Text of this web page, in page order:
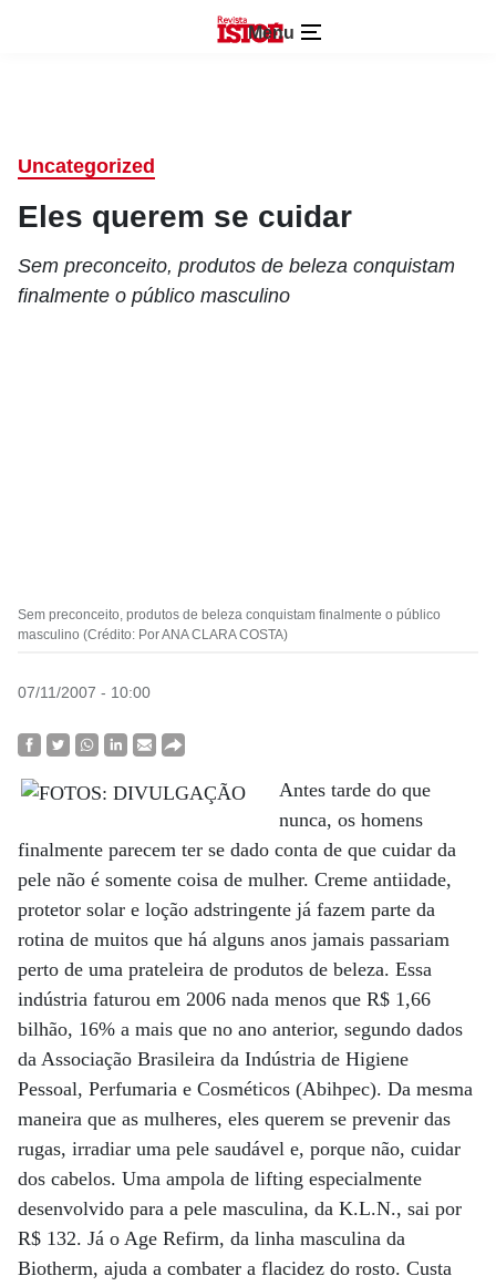
Menu
Uncategorized
Eles querem se cuidar
Sem preconceito, produtos de beleza conquistam
finalmente o público masculino
Sem preconceito, produtos de beleza conquistam finalmente o público
masculino (Crédito: Por ANA CLARA COSTA)
07/11/2007 - 10:00
Antes tarde do que
nunca, os homens
finalmente parecem ter se dado conta de que cuidar da
pele não é somente coisa de mulher. Creme antiidade,
protetor solar e loção adstringente já fazem parte da
rotina de muitos que há alguns anos jamais passariam
perto de uma prateleira de produtos de beleza. Essa
indústria faturou em 2006 nada menos que R$ 1,66
bilhão, 16% a mais que no ano anterior, segundo dados
da Associação Brasileira da Indústria de Higiene
Pessoal, Perfumaria e Cosméticos (Abihpec). Da mesma
maneira que as mulheres, eles querem se prevenir das
rugas, irradiar uma pele saudável e, porque não, cuidar
dos cabelos. Uma ampola de lifting especialmente
desenvolvido para a pele masculina, da K.L.N., sai por
R$ 132. Já o Age Refirm, da linha masculina da
Biotherm, ajuda a combater a flacidez do rosto. Custa